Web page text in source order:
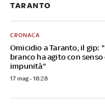
TARANTO
Omicidio a Taranto, il gip:
branco ha agito con senso
impunità"
CRONACA
17 mag - 18:28